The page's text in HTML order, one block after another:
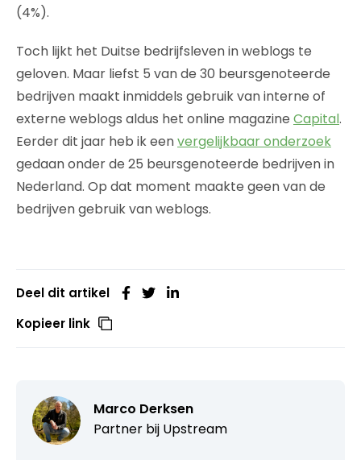
(4%).
Toch lijkt het Duitse bedrijfsleven in weblogs te
geloven. Maar liefst 5 van de 30 beursgenoteerde
bedrijven maakt inmiddels gebruik van interne of
externe weblogs aldus het online magazine Capital.
Eerder dit jaar heb ik eenvergelijkbaar onderzoek
gedaan onder de 25 beursgenoteerde bedrijven in
Nederland. Op dat moment maakte geen van de
bedrijven gebruik van weblogs.
Deel dit artikel
Kopieer link
Marco Derksen
Partner bij Upstream